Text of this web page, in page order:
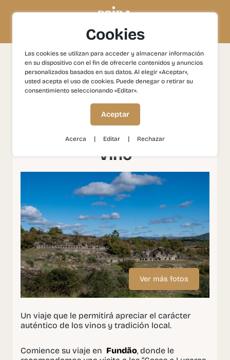
Experiencias Gastronomía y Vinos
Penamacor y
Fundão: Tradición y Historia del Vino
Penamacor y Fundão:
Tradición y Historia del
Vino
Ver más fotos
Un viaje que le permitirá apreciar el carácter
auténtico de los vinos y tradición local.
Comience su viaje en Fundão, donde le
Cookies
Las cookies se utilizan para acceder y almacenar información
en su dispositivo con el fin de ofrecerle contenidos y anuncios
personalizados basados en sus datos. Al elegir «Aceptar»,
usted acepta el uso de cookies. Puede denegar o retirar su
consentimiento seleccionando «Editar».
Aceptar
Acerca | Editar | Rechazar